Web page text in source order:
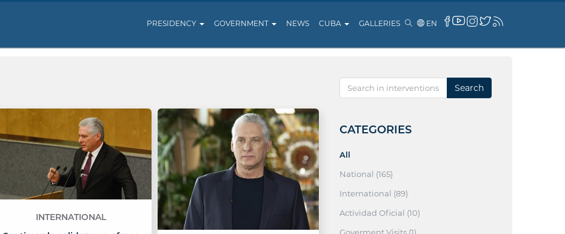
PRESIDENCY GOVERNMENT NEWS CUBA GALLERIES EN
INTERNATIONAL
Search
CATEGORIES
All
National (165)
International (89)
Actividad Oficial (10)